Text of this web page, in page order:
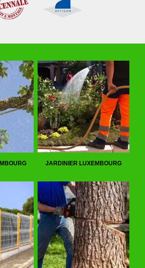
JARDINIER LUXEMBOURG